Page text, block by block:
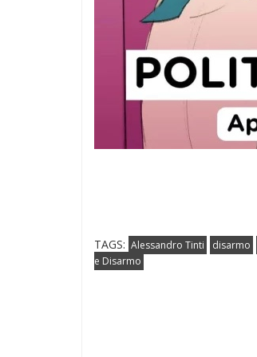
TAGS: Alessandro Tinti disarmo
e Disarmo